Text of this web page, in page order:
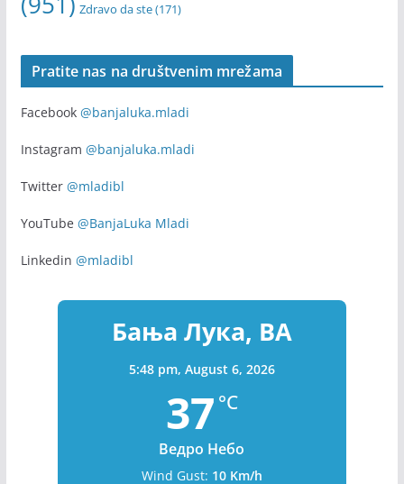
Zdravo da ste(171)
Pratite nas na društvenim mrežama
Facebook @banjaluka.mladi
Instagram @banjaluka.mladi
Twitter @mladibl
YouTube @BanjaLuka Mladi
Linkedin @mladibl
Бања Лука, BA
5:48 pm, August 6, 2026
37 °C
Ведро Небо
Wind Gust: 10 Km/h